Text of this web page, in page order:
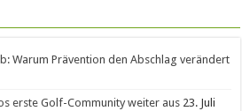
Warum Prävention den Abschlag verändert
erste Golf-Community weiter aus 23. Juli